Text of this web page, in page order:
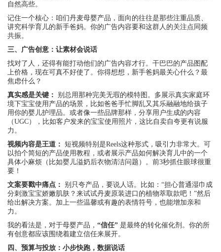
自然高些。
记住一个核心：咱们丹麦母婴产品，面向的往往是那些注重品质、
讲究科学育儿的新手爸妈。你的广告内容要和这群人的关注点同频
共振。
三、广告创意：让素材会说话
找对了人，还得有能打动他们的广告内容才行。干巴巴的产品图配
上价格，现在可真不好使了。你得想想，新手爸妈最关心什么？最
焦虑什么？
真实感是关键： 别总用那种完美无瑕的模特图。多展示真实家庭环
境下宝宝使用产品的场景，比如爸爸手忙脚乱又其乐融融地给孩子
用你的婴儿护理品。或者像一些品牌那样，分享用户生成的内容
（UGC），比如客户发来的宝宝使用照片，这比自卖自夸更有说服
力。
视频内容是王道： 短视频特别是Reels这种形式，吸引力非常大。可
以拍个简短的产品使用教程，或者展示产品如何解决育儿中的一个
具体小麻烦（比如婴儿溢奶后衣物清洁问题）。前3秒抓住眼球很重
要！
文案要戳中痛点： 别只夸产品，要说人话。比如：“担心普通湿巾成
分刺激宝宝娇嫩肌肤？来试试丹麦原装进口的植物萃取款吧！”然后
给出解决方案。加上一些温馨或有趣的表情符号，也能增加亲和
力。
我的看法是，对于母婴产品， “信任” 是最终的转化催化剂。你的所
有创意都应该围绕着建立信任来展开。
四、预算与投放：小步快跑，数据说话